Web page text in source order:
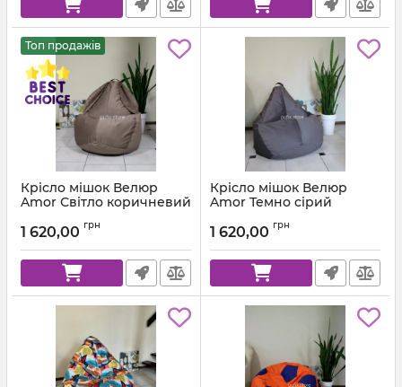
Топ продажів
Крісло мішок Велюр
Amor Світло коричневий
1 620,00 грн
Крісло мішок Велюр
Amor Темно сірий
1 620,00 грн